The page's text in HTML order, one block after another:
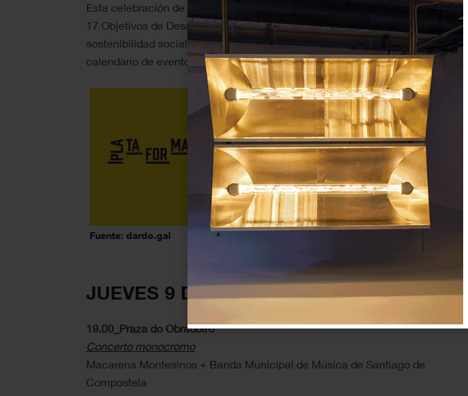
Esta celebración de voces gallegas también enfatiza su compromiso con los
17 Objetivos de Desarrollo Sostenible (ODS) de Naciones Unidas y con la
sostenibilidad social y ecológica de la apuesta. Abajo, se puede consultar el
calendario de eventos que tendrán lugar entre el 9-18 de junio de 2022.
Fuente: dardo.gal
JUEVES 9 DE JUNIO
19.00_Praza do Obradoiro
Concerto monocromo
Macarena Montesinos + Banda Municipal de Música de Santiago de
Compostela